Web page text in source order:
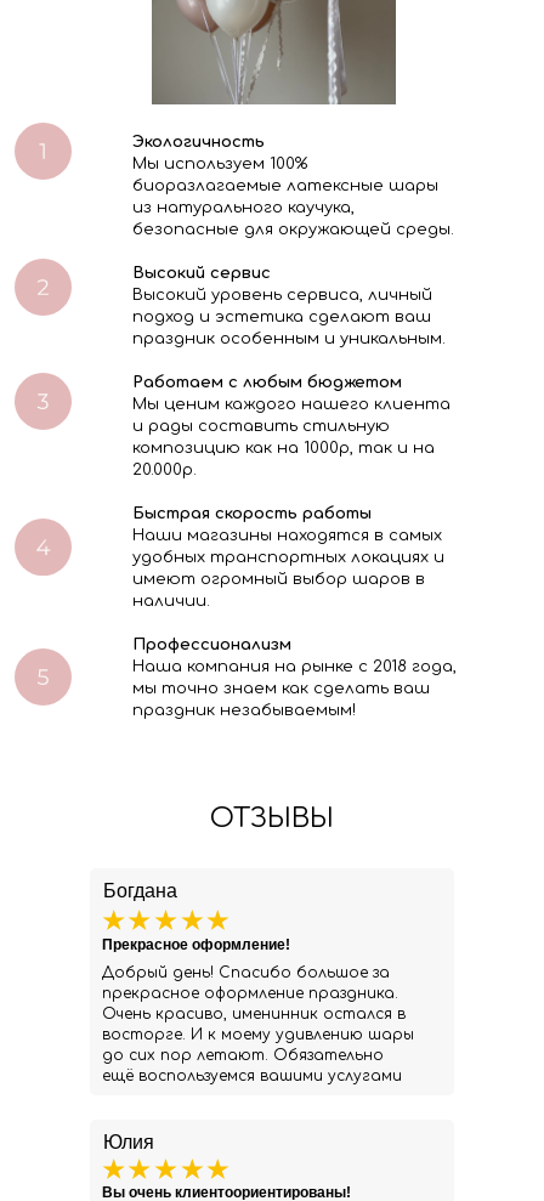
Экологичность
Мы используем 100%
биоразлагаемые латексные шары
из натурального каучука,
безопасные для окружающей среды.
Высокий сервис
Высокий уровень сервиса, личный
подход и эстетика сделают ваш
праздник особенным и уникальным.
Работаем с любым бюджетом
Мы ценим каждого нашего клиента
и рады составить стильную
композицию как на 1000р, так и на
20.000р.
Быстрая скорость работы
Наши магазины находятся в самых
удобных транспортных локациях и
имеют огромный выбор шаров в
наличии.
Профессионализм
Наша компания на рынке с 2018 года,
мы точно знаем как сделать ваш
праздник незабываемым!
ОТЗЫВЫ
Юлия
Вы очень клиентоориентированы!
Богдана
Добрый день! Спасибо большое за
прекрасное оформление праздника.
Очень красиво, именинник остался в
восторге. И к моему удивлению шары
до сих пор летают. Обязательно
ещё воспользуемся вашими услугами
Прекрасное оформление!